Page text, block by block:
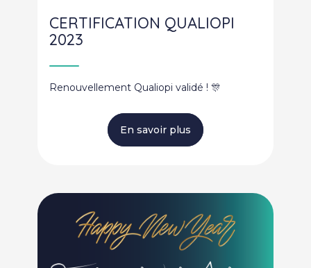
CERTIFICATION QUALIOPI
2023
Renouvellement Qualiopi validé ! 🎊
En savoir plus